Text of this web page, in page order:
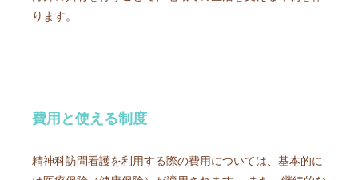
ります。
費用と使える制度
精神科訪問看護を利用する際の費用については、基本的に